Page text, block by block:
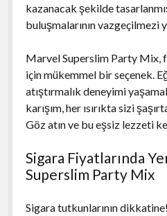
kazanacak şekilde
buluşmalarının vazgeçilmezi
Marvel Superslim Party Mix,
için mükemmel bir seçenek.
atıştırmalık deneyimi
karışım, her ısırıkta sizi
Göz atın ve bu eşsiz lezzeti
Sigara Fiyatlarında
Superslim Party Mix
Sigara tutkunlarının